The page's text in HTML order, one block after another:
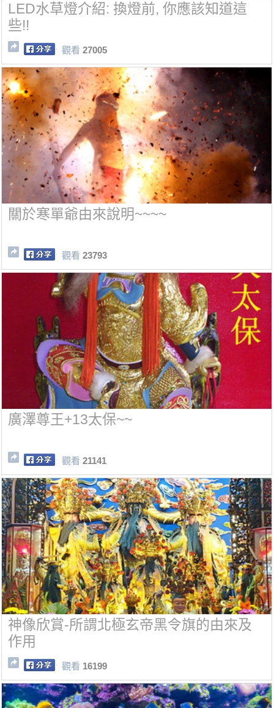
LED水草燈介紹: 換燈前, 你應該知道這
些!!
觀看 27005
關於寒單爺由來說明~~~~
觀看 23793
廣澤尊王+13太保~~
觀看 21141
神像欣賞-所謂北極玄帝黑令旗的由來及
作用
觀看 16199